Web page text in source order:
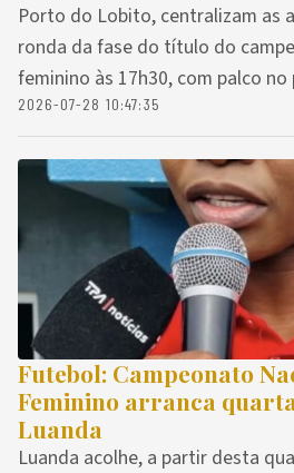
Porto do Lobito, centralizam as
ronda da fase do título do
feminino às 17h30, com palco no
2026-07-28 10:47:35
Futebol: Campeonato
Feminino arranca
Luanda
Luanda acolhe, a partir desta